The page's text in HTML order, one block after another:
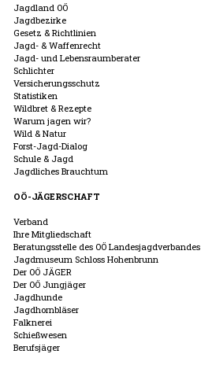
Jagdland OÖ
Jagdbezirke
Gesetz & Richtlinien
Jagd- & Waffenrecht
Jagd- und Lebensraumberater
Schlichter
Versicherungsschutz
Statistiken
Wildbret & Rezepte
Warum jagen wir?
Wild & Natur
Forst-Jagd-Dialog
Schule & Jagd
Jagdliches Brauchtum
OÖ-JÄGERSCHAFT
Verband
Ihre Mitgliedschaft
Beratungsstelle des OÖ Landesjagdverbandes
Jagdmuseum Schloss Hohenbrunn
Der OÖ JÄGER
Der OÖ Jungjäger
Jagdhunde
Jagdhornbläser
Falknerei
Schießwesen
Berufsjäger